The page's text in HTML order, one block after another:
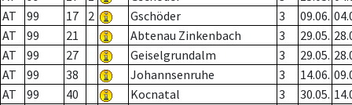
AT
99 17 2 Gschöder 3 09.06.
AT
99 21 Abtenau Zinkenbach 3 29.05.
AT
99 27 Geiselgrundalm 3 29.05.
AT
99 38 Johannsenruhe 3 14.06.
AT
99 40 Kocnatal 3 30.05.